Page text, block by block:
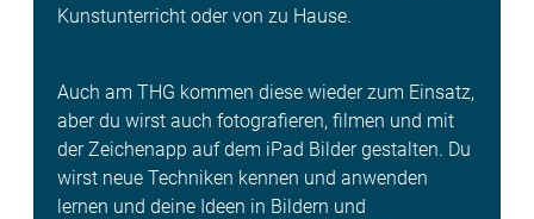
Kunstunterricht oder von zu Hause.
Auch am THG kommen diese wieder zum Einsatz,
aber du wirst auch fotografieren, filmen und mit
der Zeichenapp auf dem iPad Bilder gestalten. Du
wirst neue Techni­ken kennen und anwenden
lernen und deine Ideen in Bildern und